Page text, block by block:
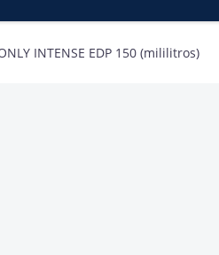
INTENSE EDP 150 (mililitros)